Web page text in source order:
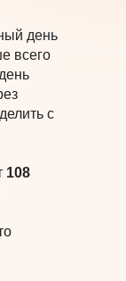
день
всего
с
108